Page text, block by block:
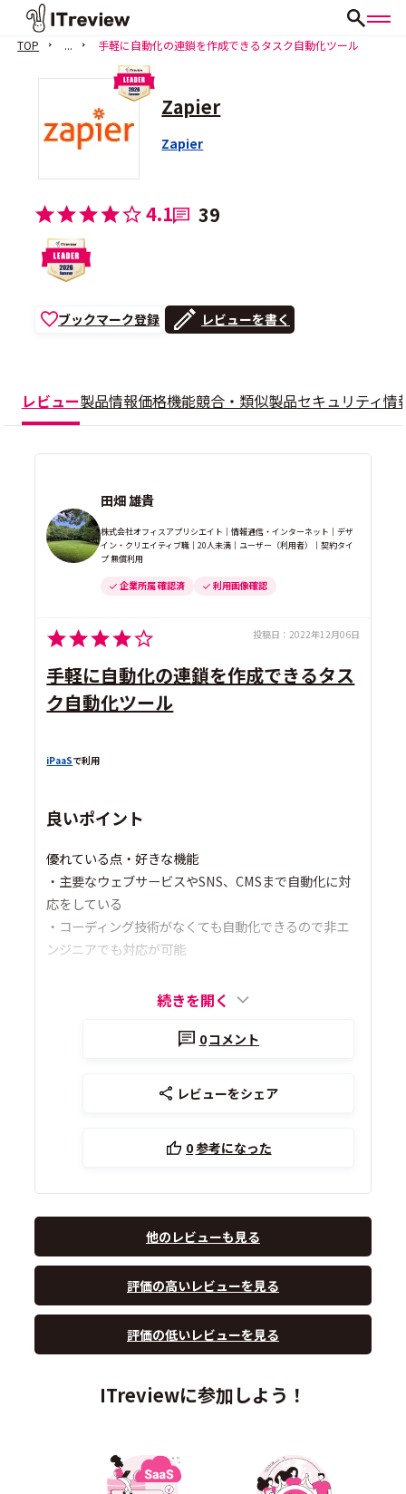
TOP ... 手軽に自動化の連鎖を作成できるタスク自動化ツール
Zapier
Zapier
4.1 39
ブックマーク登録 レビューを書く
レビュー製品情報価格機能競合・類似製品セキュリティ情
田畑 雄貴
株式会社オフィスアプリシエイト｜情報通信・インターネット｜デザ
イン・クリエイティブ職｜20人未満｜ユーザー（利用者）｜契約タイ
プ 無償利用
企業所属 確認済 利用画像確認
投稿日： 2022年12月06日
手軽に自動化の連鎖を作成できるタス
ク自動化ツール
iPaaSで利用
良いポイント
優れている点・好きな機能
・主要なウェブサービスやSNS、CMSまで自動化に対
応をしている
・コーディング技術がなくても自動化できるので非エ
ンジニアでも対応が可能
続きを開く
0コメント
レビューをシェア
0参考になった
他のレビューも見る
評価の高いレビューを見る
評価の低いレビューを見る
ITreviewに参加しよう！